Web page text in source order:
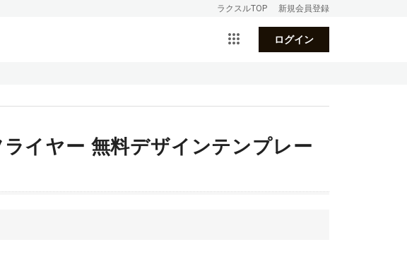
ラクスルTOP 新規会員登録
ログイン
イヤー 無料デザインテンプレー